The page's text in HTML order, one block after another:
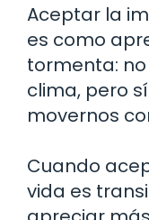
Aceptar la
es como
tormenta:
clima, pero
movernos
Cuando
vida es